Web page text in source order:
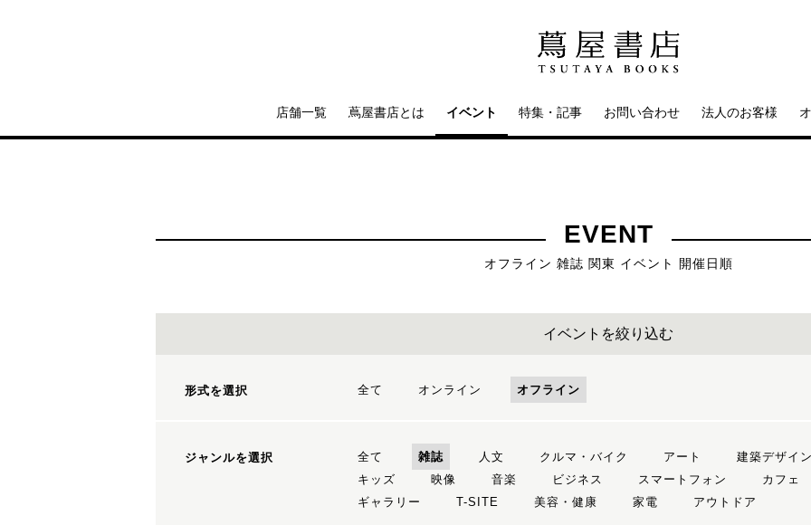
店舗一覧 蔦屋書店とは イベント 特集・記事 お問い合わせ 法人のお客様
EVENT
オフライン 雑誌 関東 イベント 開催日順
イベントを絞り込む
形式を選択 全て オンライン オフライン
ジャンルを選択 全て 雑誌 人文 クルマ・バイク アート 建築デザイン
キッズ
映像 音楽 ビジネス スマートフォン カフェ
ギャラリー
T-SITE 美容・健康 家電 アウトドア